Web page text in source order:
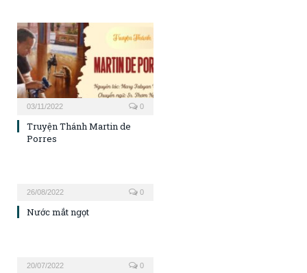
03/11/2022 0
Truyện Thánh Martin de
Porres
26/08/2022 0
Nước mắt ngọt
20/07/2022 0